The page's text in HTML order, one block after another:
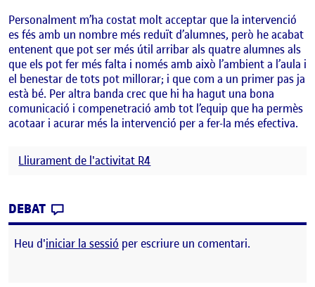
Personalment m’ha costat molt acceptar que la intervenció
es fés amb un nombre més reduït d’alumnes, però he acabat
entenent que pot ser més útil arribar als quatre alumnes als
que els pot fer més falta i només amb això l’ambient a l’aula i
el benestar de tots pot millorar; i que com a un primer pas ja
està bé. Per altra banda crec que hi ha hagut una bona
comunicació i compenetració amb tot l’equip que ha permès
acotaar i acurar més la intervenció per a fer-la més efectiva.
Lliurament de l'activitat R4
DEBAT
Heu d'iniciar la sessió per escriure un comentari.